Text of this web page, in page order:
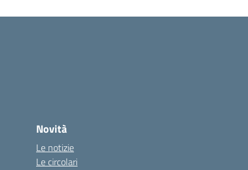
Novità
Le notizie
Le circolari